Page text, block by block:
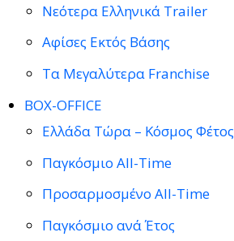
Νεότερα Ελληνικά Trailer
Αφίσες Εκτός Βάσης
Τα Μεγαλύτερα Franchise
BOX-OFFICE
Ελλάδα Τώρα – Κόσμος Φέτος
Παγκόσμιο All-Time
Προσαρμοσμένο All-Time
Παγκόσμιο ανά Έτος